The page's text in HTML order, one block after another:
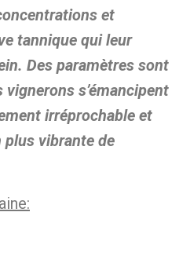
et
tannique qui leur
Des paramètres sont
s’émancipent
irréprochable et
vibrante de